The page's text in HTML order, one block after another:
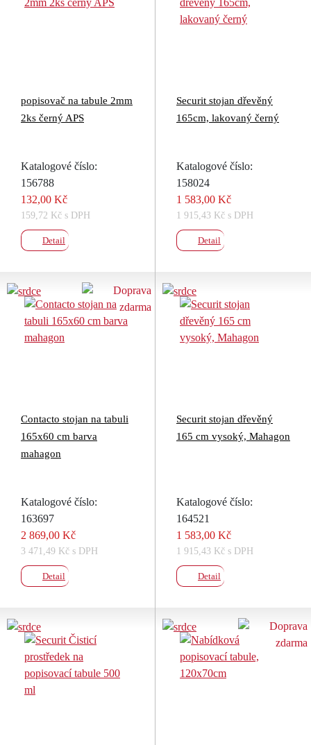
popisovač na tabule 2mm
2ks černý APS
Katalogové číslo:
156788
132,00 Kč
159,72 Kč s DPH
Detail
Securit stojan dřevěný
165cm, lakovaný černý
Katalogové číslo:
158024
1 583,00 Kč
1 915,43 Kč s DPH
Detail
Contacto stojan na tabuli
165x60 cm barva
mahagon
Katalogové číslo:
163697
2 869,00 Kč
3 471,49 Kč s DPH
Detail
Securit stojan dřevěný
165 cm vysoký, Mahagon
Katalogové číslo:
164521
1 583,00 Kč
1 915,43 Kč s DPH
Detail